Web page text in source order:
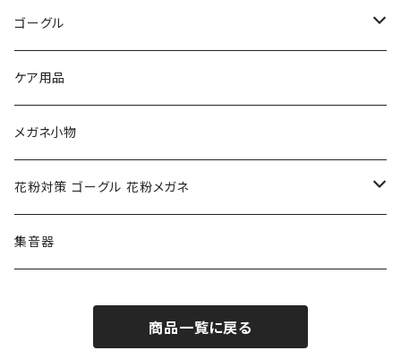
トムフォード TOM FORD
NIKE ナイキ
クロエ chloe
ポリス POLICE
adidas アディダス
CHARME (シャルム)
トムフォード TOM FORD
Oakley オークリー
renoma レノマ
RODEN STOCK ローデンストック
アーバンリサーチ URBAN RESEARCH
ポロ ラルフローレン Polo Ralph Lauren
ルーペ
ゴーグル
アックス AXE
花粉対策ゴーグル
度つき対応ゴーグル
コンバース CONVERSE
ケア用品
メガネ小物
花粉対策 ゴーグル 花粉メガネ
S-size
集音器
商品一覧に戻る